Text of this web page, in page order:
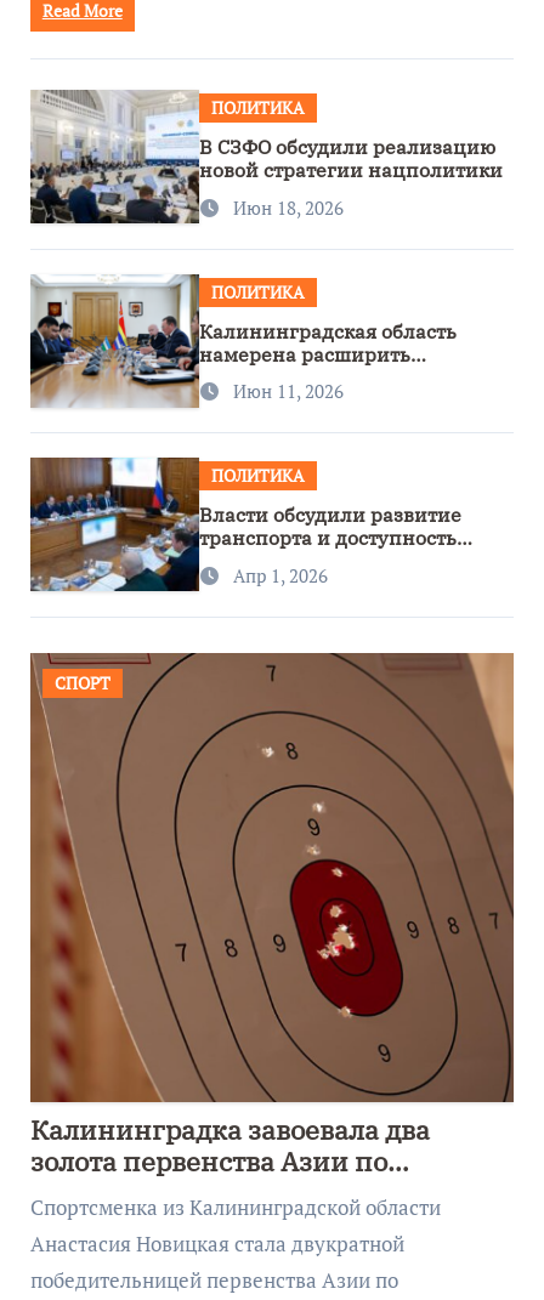
Read More
ПОЛИТИКА
В СЗФО обсудили реализацию
новой стратегии нацполитики
Июн 18, 2026
ПОЛИТИКА
Калининградская область
намерена расширить
сотрудничество с Узбекистаном
Июн 11, 2026
ПОЛИТИКА
Власти обсудили развитие
транспорта и доступность
региона
Апр 1, 2026
СПОРТ
Калининградка завоевала два
золота первенства Азии по
метанию ножа
Спортсменка из Калининградской области
Анастасия Новицкая стала двукратной
победительницей первенства Азии по